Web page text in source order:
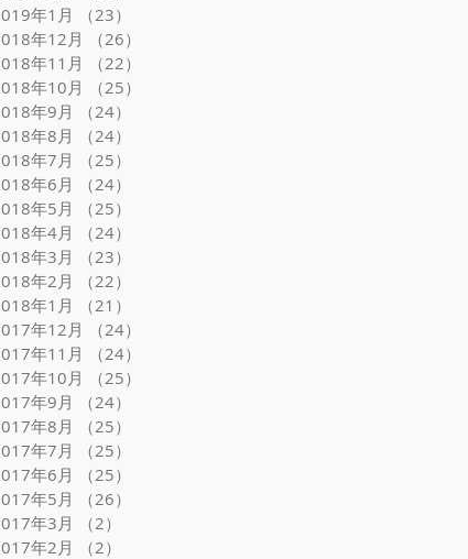
年1月
（23）
年12月
（26）
年11月
（22）
年10月
（25）
年9月
（24）
年8月
（24）
年7月
（25）
年6月
（24）
年5月
（25）
年4月
（24）
年3月
（23）
年2月
（22）
年1月
（21）
年12月
（24）
年11月
（24）
年10月
（25）
年9月
（24）
年8月
（25）
年7月
（25）
年6月
（25）
年5月
（26）
年3月
（2）
年2月
（2）